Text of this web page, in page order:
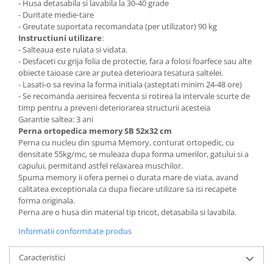
- Husa detasabila si lavabila la 30-40 grade
- Duritate medie-tare
- Greutate suportata recomandata (per utilizator) 90 kg
Instructiuni utilizare:
- Salteaua este rulata si vidata.
- Desfaceti cu grija folia de protectie, fara a folosi foarfece sau alte
obiecte taioase care ar putea deterioara tesatura saltelei.
- Lasati-o sa revina la forma initiala (asteptati minim 24-48 ore)
- Se recomanda aerisirea fecventa si rotirea la intervale scurte de
timp pentru a preveni deteriorarea structurii acesteia
Garantie saltea: 3 ani
Perna ortopedica memory SB 52x32 cm
Perna cu nucleu din spuma Memory, conturat ortopedic, cu
densitate 55kg/mc, se muleaza dupa forma umerilor, gatului si a
capului, permitand astfel relaxarea muschilor.
Spuma memory ii ofera pernei o durata mare de viata, avand
calitatea exceptionala ca dupa fiecare utilizare sa isi recapete
forma originala.
Perna are o husa din material tip tricot, detasabila si lavabila.
Informatii conformitate produs
Caracteristici